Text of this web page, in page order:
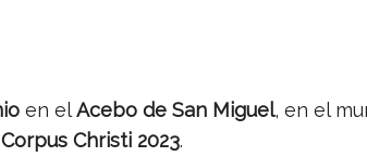
en elAcebo de San Miguel, en el
Christi 2023.